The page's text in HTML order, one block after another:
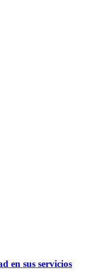
en sus servicios